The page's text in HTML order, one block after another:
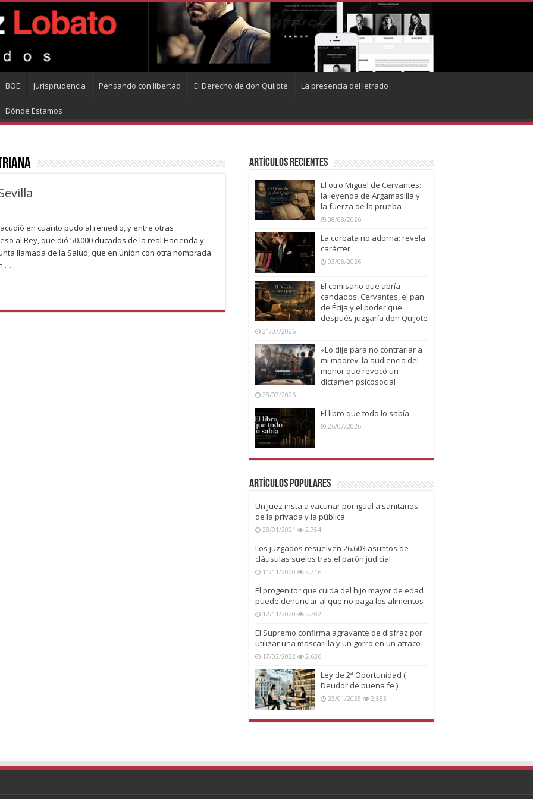
BOE Jurisprudencia Pensando con libertad El Derecho de don Quijote La presencia del letrado
Dónde Estamos
en cuanto pudo al remedio, y entre otras
al Rey, que dió 50.000 ducados de la real Hacienda y
llamada de la Salud, que en unión con otra nombrada
…
Artículos recientes
El otro Miguel de Cervantes:
la leyenda de Argamasilla y
la fuerza de la prueba
08/08/2026
La corbata no adorna: revela
carácter
03/08/2026
El comisario que abría
candados: Cervantes, el pan
de Écija y el poder que
después juzgaría don Quijote
31/07/2026
«Lo dije para no contrariar a
mi madre»: la audiencia del
menor que revocó un
dictamen psicosocial
28/07/2026
El libro que todo lo sabía
26/07/2026
Artículos Populares
Un juez insta a vacunar por igual a sanitarios
de la privada y la pública
28/01/2021 2,754
Los juzgados resuelven 26.603 asuntos de
cláusulas suelos tras el parón judicial
11/11/2020 2,716
El progenitor que cuida del hijo mayor de edad
puede denunciar al que no paga los alimentos
12/11/2020 2,702
El Supremo confirma agravante de disfraz por
utilizar una mascarilla y un gorro en un atraco
17/02/2022 2,636
Ley de 2ª Oportunidad (
Deudor de buena fe )
23/01/2025 2,583